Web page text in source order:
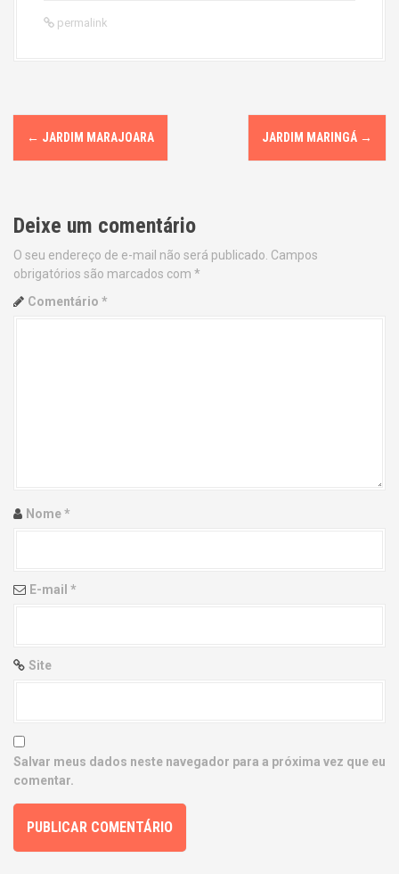
permalink
P
o
t
n
a
i
n
← JARDIM MARAJOARA JARDIM MARINGÁ →
Deixe um comentário
O seu endereço de e-mail não será publicado. Campos
obrigatórios são marcados com *
Comentário *
Nome*
E-mail *
Site
Salvar meus dados neste navegador para a próxima vez que eu
comentar.